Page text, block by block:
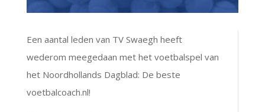
Een aantal leden van TV Swaegh heeft
wederom meegedaan met het voetbalspel van
het Noordhollands Dagblad: De beste
voetbalcoach.nl!